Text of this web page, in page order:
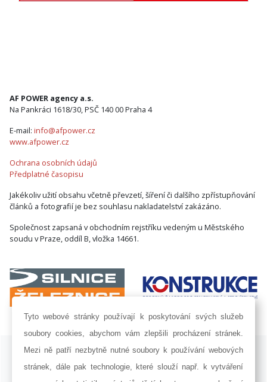
AF POWER agency a.s.
Na Pankráci 1618/30, PSČ 140 00 Praha 4
E-mail: info@afpower.cz
www.afpower.cz
Ochrana osobních údajů
Předplatné časopisu
Jakékoliv užití obsahu včetně převzetí, šíření či dalšího zpřístupňování
článků a fotografií je bez souhlasu nakladatelství zakázáno.
Společnost zapsaná v obchodním rejstříku vedeným u Městského
soudu v Praze, oddíl B, vložka 14661.
ISSN 1802-8535 © 2009 - 2026 AF POWER agency a.s. |
Nastavení
Developed by:
Railsformers s.r.o.
Tyto webové stránky používají k poskytování svých služeb
soubory cookies, abychom vám zlepšili procházení stránek.
Mezi ně patří nezbytně nutné soubory k používání webových
stránek, dále pak technologie, které slouží např. k vytváření